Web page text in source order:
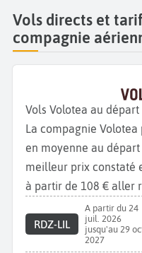
Vols directs et
compagnie
Vols Volotea au
La compagnie
en moyenne au
meilleur prix constaté
à partir de 108 € aller
RDZ-LIL
A partir du 24
juil. 2026
jusqu'au 29
2027